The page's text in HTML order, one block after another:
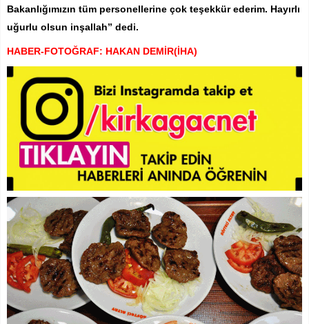
Bakanlığımızın tüm personellerine çok teşekkür ederim. Hayırlı
uğurlu olsun inşallah” dedi.
HABER-FOTOĞRAF: HAKAN DEMİR(İHA)